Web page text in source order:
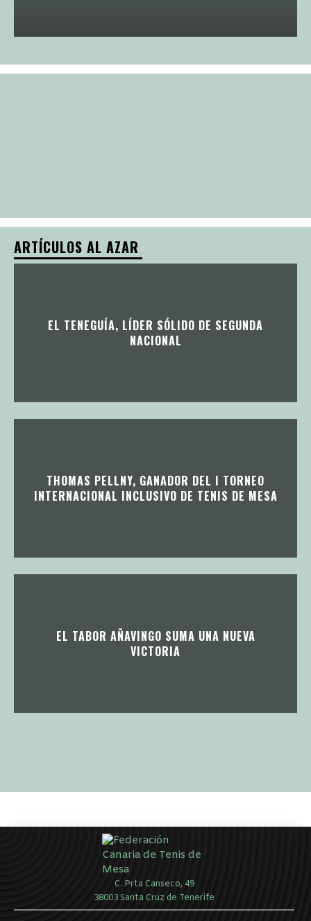
ARTÍCULOS AL AZAR
EL TENEGUÍA, LÍDER SÓLIDO DE SEGUNDA
NACIONAL
THOMAS PELLNY, GANADOR DEL I TORNEO
INTERNACIONAL INCLUSIVO DE TENIS DE MESA
EL TABOR AÑAVINGO SUMA UNA NUEVA
VICTORIA
C. Prta Canseco, 49
38003 Santa Cruz de Tenerife